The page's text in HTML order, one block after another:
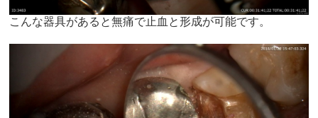
こんな器具があると無痛で止血と形成が可能です。